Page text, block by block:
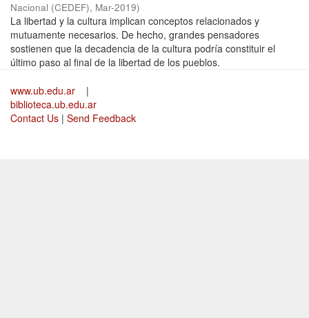
Nacional (CEDEF), Mar-2019)
La libertad y la cultura implican conceptos relacionados y
mutuamente necesarios. De hecho, grandes pensadores
sostienen que la decadencia de la cultura podría constituir el
último paso al final de la libertad de los pueblos.
www.ub.edu.ar
|
biblioteca.ub.edu.ar
Contact Us | Send Feedback